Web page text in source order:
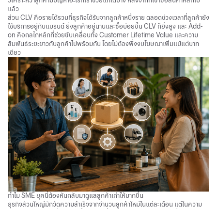
แล้ว
ส่วน CLV คือรายได้รวมที่ธุรกิจได้รับจากลูกค้าหนึ่งราย ตลอดช่วงเวลาที่ลูกค้ายัง
ใช้บริการอยู่กับแบรนด์ ยิ่งลูกค้าอยู่นานและซื้อบ่อยขึ้น CLV ก็ยิ่งสูง และ Add-
on คือกลไกหลักที่ช่วยขับเคลื่อนทั้ง Customer Lifetime Value และความ
สัมพันธ์ระยะยาวกับลูกค้าไปพร้อมกัน โดยไม่ต้องพึ่งงบโฆษณาเพิ่มแม้แต่บาท
เดียว
ทำไม SME ยุคนี้ต้องหันกลับมาดูแลลูกค้าเก่าให้มากขึ้น
ธุรกิจส่วนใหญ่มักวัดความสำเร็จจากจำนวนลูกค้าใหม่ในแต่ละเดือน แต่ในความ